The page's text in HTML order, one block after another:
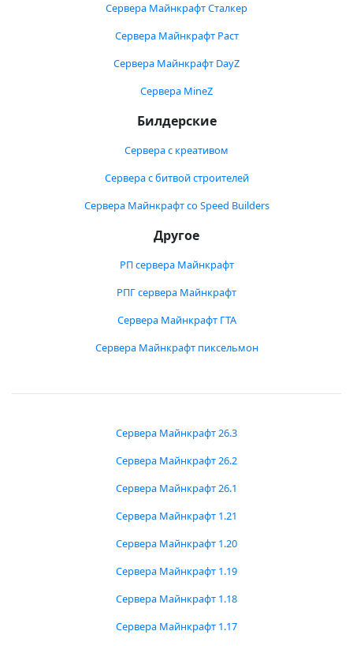
Сервера Майнкрафт Сталкер
Сервера Майнкрафт Раст
Сервера Майнкрафт DayZ
Сервера MineZ
Билдерские
Сервера с креативом
Сервера с битвой строителей
Сервера Майнкрафт со Speed Builders
Другое
РП сервера Майнкрафт
РПГ сервера Майнкрафт
Сервера Майнкрафт ГТА
Сервера Майнкрафт пиксельмон
Сервера Майнкрафт 26.3
Сервера Майнкрафт 26.2
Сервера Майнкрафт 26.1
Сервера Майнкрафт 1.21
Сервера Майнкрафт 1.20
Сервера Майнкрафт 1.19
Сервера Майнкрафт 1.18
Сервера Майнкрафт 1.17